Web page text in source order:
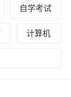
自学考试
计算机